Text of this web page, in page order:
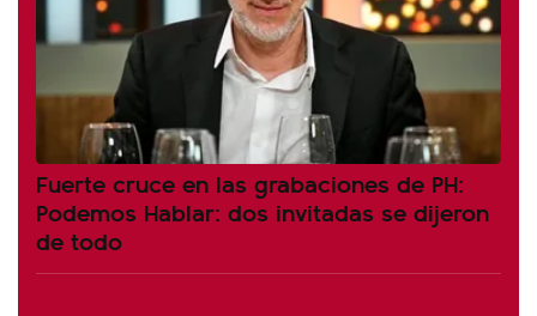
Fuerte cruce en las grabaciones de PH:
Podemos Hablar: dos invitadas se dijeron
de todo